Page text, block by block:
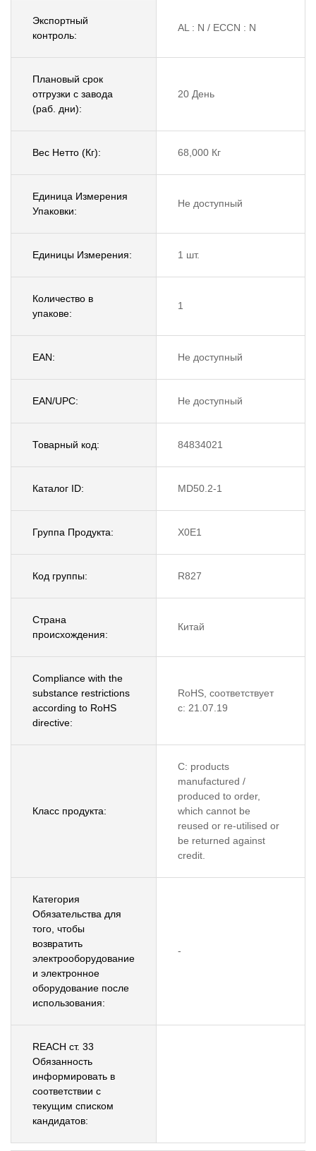
Экспортный
контроль:
AL : N / ECCN : N
Плановый срок
отгрузки с завода
(раб. дни):
20 День
Вес Нетто (Кг): 68,000 Кг
Единица Измерения
Упаковки:
Не доступный
Единицы Измерения: 1 шт.
Количество в
упакове:
1
EAN: Не доступный
EAN/UPC: Не доступный
Товарный код: 84834021
Каталог ID: MD50.2-1
Группа Продукта: X0E1
Код группы: R827
Страна
происхождения:
Китай
Compliance with the
substance restrictions
according to RoHS
directive:
RoHS, соответствует
с: 21.07.19
Класс продукта:
C: products
manufactured /
produced to order,
which cannot be
reused or re-utilised or
be returned against
credit.
Категория
Обязательства для
того, чтобы
возвратить
электрооборудование
и электронное
оборудование после
использования:
-
REACH ст. 33
Обязанность
информировать в
соответствии с
текущим списком
кандидатов: